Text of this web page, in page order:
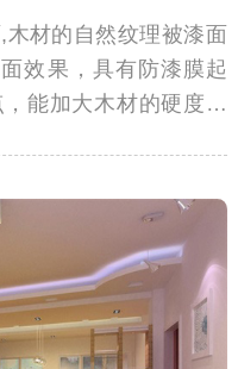
材的自然纹理被漆面
效果，具有防漆膜起
能加大木材的硬度防